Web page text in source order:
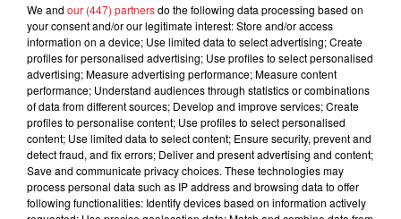
FOLA & Victony - golibe
We and our (447) partnersdo the following data processing based on
your consent and/or our legitimate interest: Store and/or access
information on a device; Use limited data to select advertising; Create
profiles for personalised advertising; Use profiles to select personalised
advertising; Measure advertising performance; Measure content
performance; Understand audiences through statistics or combinations
of data from different sources; Develop and improve services; Create
profiles to personalise content; Use profiles to select personalised
content; Use limited data to select content; Ensure security, prevent and
detect fraud, and fix errors; Deliver and present advertising and content;
Save and communicate privacy choices. These technologies may
process personal data such as IP address and browsing data to offer
following functionalities: Identify devices based on information actively